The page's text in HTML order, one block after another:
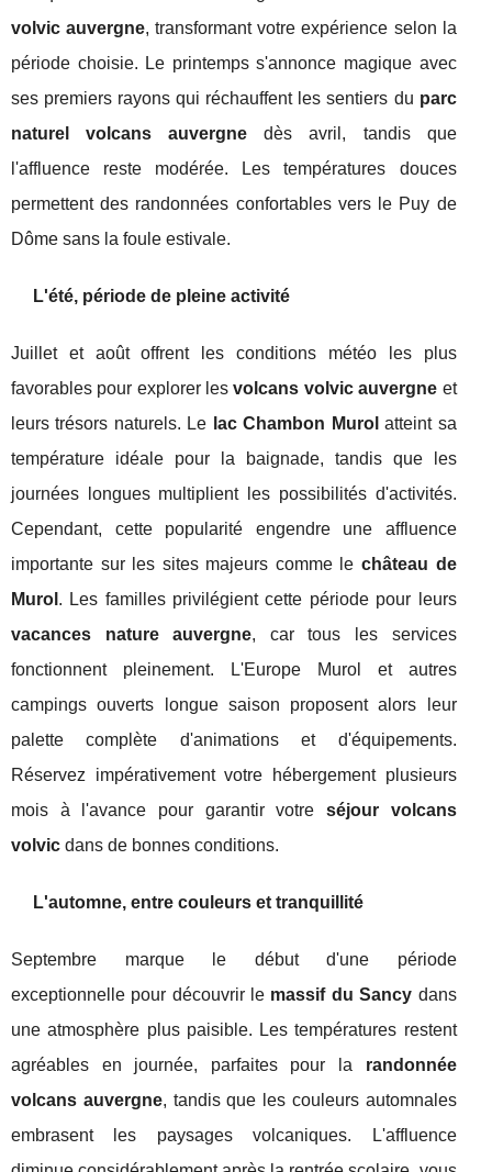
volvic auvergne, transformant votre expérience selon la
période choisie. Le printemps s'annonce magique avec
ses premiers rayons qui réchauffent les sentiers du parc
naturel volcans auvergne dès avril, tandis que
l'affluence reste modérée. Les températures douces
permettent des randonnées confortables vers le Puy de
Dôme sans la foule estivale.
L'été, période de pleine activité
Juillet et août offrent les conditions météo les plus
favorables pour explorer lesvolcans volvic auvergne et
leurs trésors naturels. Le lac Chambon Murol atteint sa
température idéale pour la baignade, tandis que les
journées longues multiplient les possibilités d'activités.
Cependant, cette popularité engendre une affluence
importante sur les sites majeurs comme lechâteau de
Murol . Les familles privilégient cette période pour leurs
vacances nature auvergne, car tous les services
fonctionnent pleinement. L'Europe Murol et autres
campings ouverts longue saison proposent alors leur
palette complète d'animations et d'équipements.
Réservez impérativement votre hébergement plusieurs
mois à l'avance pour garantir votre séjour volcans
volvic dans de bonnes conditions.
L'automne, entre couleurs et tranquillité
Septembre marque le début d'une période
exceptionnelle pour découvrir le massif du Sancy dans
une atmosphère plus paisible. Les températures restent
agréables en journée, parfaites pour la randonnée
volcans auvergne, tandis que les couleurs automnales
embrasent les paysages volcaniques. L'affluence